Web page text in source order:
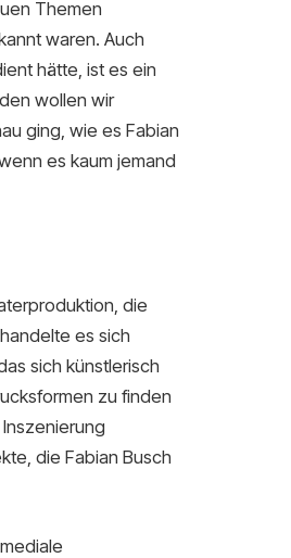
Themen
waren. Auch
hätte, ist es ein
wollen wir
ging, wie es Fabian
es kaum jemand
die
es sich
sich künstlerisch
zu finden
die Fabian Busch